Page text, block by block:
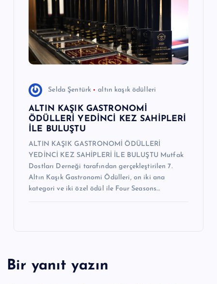
Selda Şentürk altın kaşık ödülleri
ALTIN KAŞIK GASTRONOMİ
ÖDÜLLERİ YEDİNCİ KEZ SAHİPLERİ
İLE BULUŞTU
ALTIN KAŞIK GASTRONOMİ ÖDÜLLERİ
YEDİNCİ KEZ SAHİPLERİ İLE BULUŞTU Mutfak
Dostları Derneği tarafından gerçekleştirilen 7.
Altın Kaşık Gastronomi Ödülleri, on iki ana
kategori ve iki özel ödül ile Four Seasons…
Bir yanıt yazın